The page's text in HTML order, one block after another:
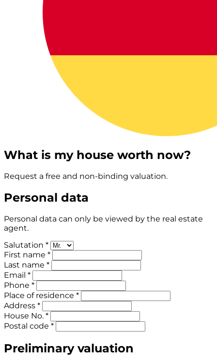
What is my house worth now?
Request a free and non-binding valuation.
Personal data
Personal data can only be viewed by the real estate
agent.
Salutation *
First name *
Last name *
Email *
Phone *
Place of residence *
Address *
House No. *
Postal code *
Preliminary valuation